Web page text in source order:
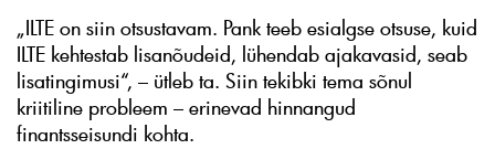
„ILTE on siin otsustavam. Pank teeb esialgse otsuse, kuid
ILTE kehtestab lisanõudeid, lühendab ajakavasid, seab
lisatingimusi“, – ütleb ta. Siin tekibki tema sõnul
kriitiline probleem – erinevad hinnangud
finantsseisundi kohta.